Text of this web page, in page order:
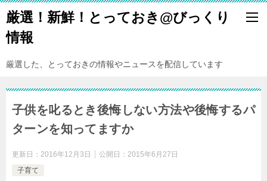
厳選！新鮮！とっておき@びっくり
情報
厳選した、とっておきの情報やニュースを配信しています
子供を叱るとき後悔しない方法や後悔するパ
ターンを知ってますか
更新日： 2016年12月3日 公開日： 2015年6月27日
子育て